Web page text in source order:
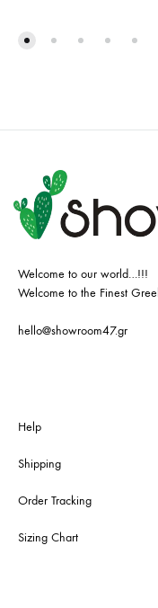
Welcome to our world…!!!
Welcome to the Finest
hello@showroom47.gr
Help
Shipping
Order Tracking
Sizing Chart